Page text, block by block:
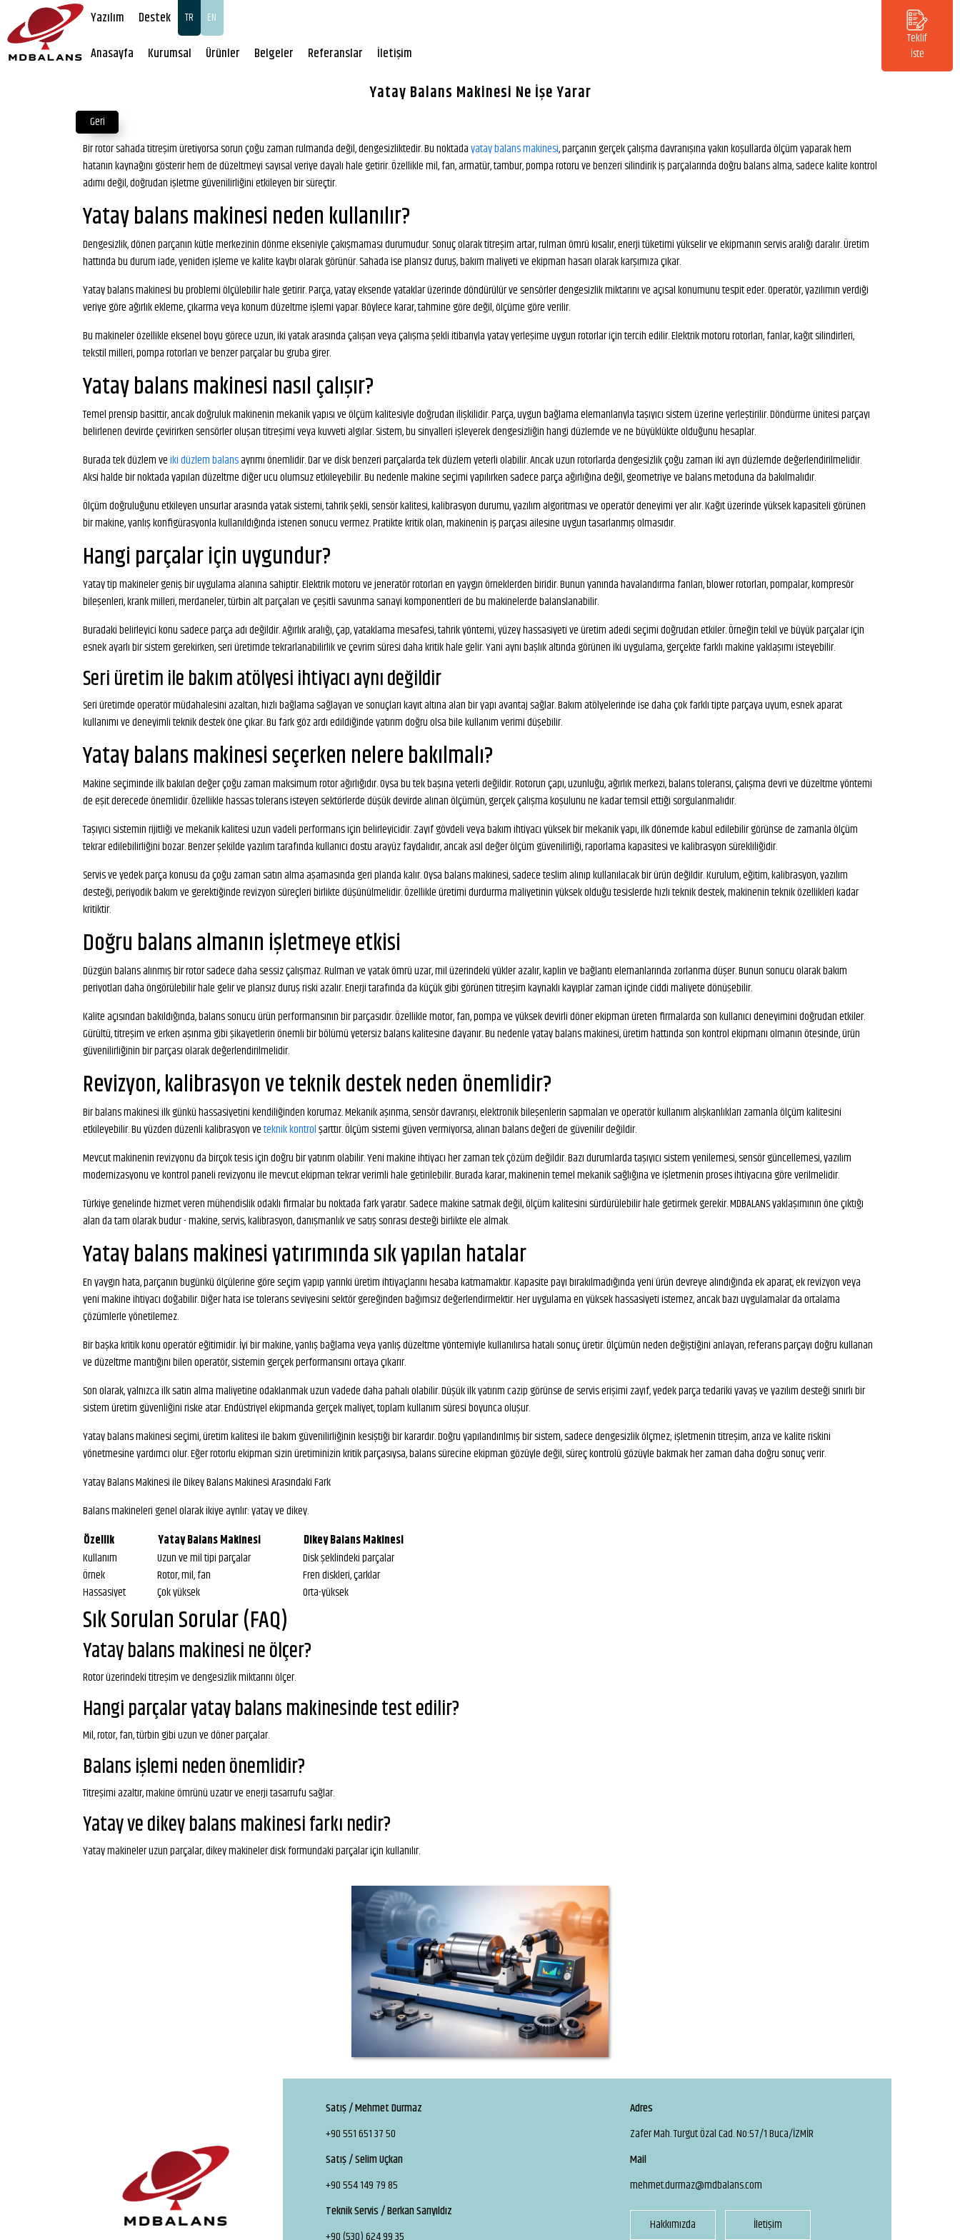
Yazılım Destek TR EN
Anasayfa Kurumsal Ürünler Belgeler Referanslar İletişim
Teklif
İste
Yatay Balans Makinesi Ne İşe Yarar
Geri
Bir rotor sahada titreşim üretiyorsa sorun çoğu zaman rulmanda değil, dengesizliktedir. Bu noktadayatay balans makinesi, parçanın gerçek çalışma davranışına yakın koşullarda ölçüm yaparak hem
hatanın kaynağını gösterir hem de düzeltmeyi sayısal veriye dayalı hale getirir. Özellikle mil, fan, armatür, tambur, pompa rotoru ve benzeri silindirik iş parçalarında doğru balans alma, sadece kalite kontrol
adımı değil, doğrudan işletme güvenilirliğini etkileyen bir süreçtir.
Yatay balans makinesi neden kullanılır?
Dengesizlik, dönen parçanın kütle merkezinin dönme ekseniyle çakışmaması durumudur. Sonuç olarak titreşim artar, rulman ömrü kısalır, enerji tüketimi yükselir ve ekipmanın servis aralığı daralır. Üretim
hattında bu durum iade, yeniden işleme ve kalite kaybı olarak görünür. Sahada ise plansız duruş, bakım maliyeti ve ekipman hasarı olarak karşımıza çıkar.
Yatay balans makinesi bu problemi ölçülebilir hale getirir. Parça, yatay eksende yataklar üzerinde döndürülür ve sensörler dengesizlik miktarını ve açısal konumunu tespit eder. Operatör, yazılımın verdiği
veriye göre ağırlık ekleme, çıkarma veya konum düzeltme işlemi yapar. Böylece karar, tahmine göre değil, ölçüme göre verilir.
Bu makineler özellikle eksenel boyu görece uzun, iki yatak arasında çalışan veya çalışma şekli itibarıyla yatay yerleşime uygun rotorlar için tercih edilir. Elektrik motoru rotorları, fanlar, kağıt silindirleri,
tekstil milleri, pompa rotorları ve benzer parçalar bu gruba girer.
Yatay balans makinesi nasıl çalışır?
Temel prensip basittir, ancak doğruluk makinenin mekanik yapısı ve ölçüm kalitesiyle doğrudan ilişkilidir. Parça, uygun bağlama elemanlarıyla taşıyıcı sistem üzerine yerleştirilir. Döndürme ünitesi parçayı
belirlenen devirde çevirirken sensörler oluşan titreşimi veya kuvveti algılar. Sistem, bu sinyalleri işleyerek dengesizliğin hangi düzlemde ve ne büyüklükte olduğunu hesaplar.
Burada tek düzlem veiki düzlem balansayrımı önemlidir. Dar ve disk benzeri parçalarda tek düzlem yeterli olabilir. Ancak uzun rotorlarda dengesizlik çoğu zaman iki ayrı düzlemde değerlendirilmelidir.
Aksi halde bir noktada yapılan düzeltme diğer ucu olumsuz etkileyebilir. Bu nedenle makine seçimi yapılırken sadece parça ağırlığına değil, geometriye ve balans metoduna da bakılmalıdır.
Ölçüm doğruluğunu etkileyen unsurlar arasında yatak sistemi, tahrik şekli, sensör kalitesi, kalibrasyon durumu, yazılım algoritması ve operatör deneyimi yer alır. Kağıt üzerinde yüksek kapasiteli görünen
bir makine, yanlış konfigürasyonla kullanıldığında istenen sonucu vermez. Pratikte kritik olan, makinenin iş parçası ailesine uygun tasarlanmış olmasıdır.
Hangi parçalar için uygundur?
Yatay tip makineler geniş bir uygulama alanına sahiptir. Elektrik motoru ve jeneratör rotorları en yaygın örneklerden biridir. Bunun yanında havalandırma fanları, blower rotorları, pompalar, kompresör
bileşenleri, krank milleri, merdaneler, türbin alt parçaları ve çeşitli savunma sanayi komponentleri de bu makinelerde balanslanabilir.
Buradaki belirleyici konu sadece parça adı değildir. Ağırlık aralığı, çap, yataklama mesafesi, tahrik yöntemi, yüzey hassasiyeti ve üretim adedi seçimi doğrudan etkiler. Örneğin tekil ve büyük parçalar için
esnek ayarlı bir sistem gerekirken, seri üretimde tekrarlanabilirlik ve çevrim süresi daha kritik hale gelir. Yani aynı başlık altında görünen iki uygulama, gerçekte farklı makine yaklaşımı isteyebilir.
Seri üretim ile bakım atölyesi ihtiyacı aynı değildir
Seri üretimde operatör müdahalesini azaltan, hızlı bağlama sağlayan ve sonuçları kayıt altına alan bir yapı avantaj sağlar. Bakım atölyelerinde ise daha çok farklı tipte parçaya uyum, esnek aparat
kullanımı ve deneyimli teknik destek öne çıkar. Bu fark göz ardı edildiğinde yatırım doğru olsa bile kullanım verimi düşebilir.
Yatay balans makinesi seçerken nelere bakılmalı?
Makine seçiminde ilk bakılan değer çoğu zaman maksimum rotor ağırlığıdır. Oysa bu tek başına yeterli değildir. Rotorun çapı, uzunluğu, ağırlık merkezi, balans toleransı, çalışma devri ve düzeltme yöntemi
de eşit derecede önemlidir. Özellikle hassas tolerans isteyen sektörlerde düşük devirde alınan ölçümün, gerçek çalışma koşulunu ne kadar temsil ettiği sorgulanmalıdır.
Taşıyıcı sistemin rijitliği ve mekanik kalitesi uzun vadeli performans için belirleyicidir. Zayıf gövdeli veya bakım ihtiyacı yüksek bir mekanik yapı, ilk dönemde kabul edilebilir görünse de zamanla ölçüm
tekrar edilebilirliğini bozar. Benzer şekilde yazılım tarafında kullanıcı dostu arayüz faydalıdır, ancak asıl değer ölçüm güvenilirliği, raporlama kapasitesi ve kalibrasyon sürekliliğidir.
Servis ve yedek parça konusu da çoğu zaman satın alma aşamasında geri planda kalır. Oysa balans makinesi, sadece teslim alınıp kullanılacak bir ürün değildir. Kurulum, eğitim, kalibrasyon, yazılım
desteği, periyodik bakım ve gerektiğinde revizyon süreçleri birlikte düşünülmelidir. Özellikle üretimi durdurma maliyetinin yüksek olduğu tesislerde hızlı teknik destek, makinenin teknik özellikleri kadar
kritiktir.
Doğru balans almanın işletmeye etkisi
Düzgün balans alınmış bir rotor sadece daha sessiz çalışmaz. Rulman ve yatak ömrü uzar, mil üzerindeki yükler azalır, kaplin ve bağlantı elemanlarında zorlanma düşer. Bunun sonucu olarak bakım
periyotları daha öngörülebilir hale gelir ve plansız duruş riski azalır. Enerji tarafında da küçük gibi görünen titreşim kaynaklı kayıplar zaman içinde ciddi maliyete dönüşebilir.
Kalite açısından bakıldığında, balans sonucu ürün performansının bir parçasıdır. Özellikle motor, fan, pompa ve yüksek devirli döner ekipman üreten firmalarda son kullanıcı deneyimini doğrudan etkiler.
Gürültü, titreşim ve erken aşınma gibi şikayetlerin önemli bir bölümü yetersiz balans kalitesine dayanır. Bu nedenle yatay balans makinesi, üretim hattında son kontrol ekipmanı olmanın ötesinde, ürün
güvenilirliğinin bir parçası olarak değerlendirilmelidir.
Revizyon, kalibrasyon ve teknik destek neden önemlidir?
Bir balans makinesi ilk günkü hassasiyetini kendiliğinden korumaz. Mekanik aşınma, sensör davranışı, elektronik bileşenlerin sapmaları ve operatör kullanım alışkanlıkları zamanla ölçüm kalitesini
etkileyebilir. Bu yüzden düzenli kalibrasyon veteknik kontrolşarttır. Ölçüm sistemi güven vermiyorsa, alınan balans değeri de güvenilir değildir.
Mevcut makinenin revizyonu da birçok tesis için doğru bir yatırım olabilir. Yeni makine ihtiyacı her zaman tek çözüm değildir. Bazı durumlarda taşıyıcı sistem yenilemesi, sensör güncellemesi, yazılım
modernizasyonu ve kontrol paneli revizyonu ile mevcut ekipman tekrar verimli hale getirilebilir. Burada karar, makinenin temel mekanik sağlığına ve işletmenin proses ihtiyacına göre verilmelidir.
Türkiye genelinde hizmet veren mühendislik odaklı firmalar bu noktada fark yaratır. Sadece makine satmak değil, ölçüm kalitesini sürdürülebilir hale getirmek gerekir. MDBALANS yaklaşımının öne çıktığı
alan da tam olarak budur - makine, servis, kalibrasyon, danışmanlık ve satış sonrası desteği birlikte ele almak.
Yatay balans makinesi yatırımında sık yapılan hatalar
En yaygın hata, parçanın bugünkü ölçülerine göre seçim yapıp yarınki üretim ihtiyaçlarını hesaba katmamaktır. Kapasite payı bırakılmadığında yeni ürün devreye alındığında ek aparat, ek revizyon veya
yeni makine ihtiyacı doğabilir. Diğer hata ise tolerans seviyesini sektör gereğinden bağımsız değerlendirmektir. Her uygulama en yüksek hassasiyeti istemez, ancak bazı uygulamalar da ortalama
çözümlerle yönetilemez.
Bir başka kritik konu operatör eğitimidir. İyi bir makine, yanlış bağlama veya yanlış düzeltme yöntemiyle kullanılırsa hatalı sonuç üretir. Ölçümün neden değiştiğini anlayan, referans parçayı doğru kullanan
ve düzeltme mantığını bilen operatör, sistemin gerçek performansını ortaya çıkarır.
Son olarak, yalnızca ilk satın alma maliyetine odaklanmak uzun vadede daha pahalı olabilir. Düşük ilk yatırım cazip görünse de servis erişimi zayıf, yedek parça tedariki yavaş ve yazılım desteği sınırlı bir
sistem üretim güvenliğini riske atar. Endüstriyel ekipmanda gerçek maliyet, toplam kullanım süresi boyunca oluşur.
Yatay balans makinesi seçimi, üretim kalitesi ile bakım güvenilirliğinin kesiştiği bir karardır. Doğru yapılandırılmış bir sistem, sadece dengesizlik ölçmez; işletmenin titreşim, arıza ve kalite riskini
yönetmesine yardımcı olur. Eğer rotorlu ekipman sizin üretiminizin kritik parçasıysa, balans sürecine ekipman gözüyle değil, süreç kontrolü gözüyle bakmak her zaman daha doğru sonuç verir.
Yatay Balans Makinesi ile Dikey Balans Makinesi Arasındaki Fark
Balans makineleri genel olarak ikiye ayrılır: yatay ve dikey.
Özellik
Yatay Balans Makinesi
Dikey Balans Makinesi
Kullanım
Uzun ve mil tipi parçalar
Disk şeklindeki parçalar
Örnek
Rotor, mil, fan
Fren diskleri, çarklar
Hassasiyet
Çok yüksek Orta-yüksek
Sık Sorulan Sorular (FAQ)
Yatay balans makinesi ne ölçer?
Rotor üzerindeki titreşim ve dengesizlik miktarını ölçer.
Hangi parçalar yatay balans makinesinde test edilir?
Mil, rotor, fan, türbin gibi uzun ve döner parçalar.
Balans işlemi neden önemlidir?
Titreşimi azaltır, makine ömrünü uzatır ve enerji tasarrufu sağlar.
Yatay ve dikey balans makinesi farkı nedir?
Yatay makineler uzun parçalar, dikey makineler disk formundaki parçalar için kullanılır.
Satış / Mehmet Durmaz
+90 551 651 37 50
Satış / Selim Uçkan
+90 554 149 79 85
Teknik Servis / Berkan Sarıyıldız
Adres
Zafer Mah. Turgut Özal Cad. No:57/1 Buca/İZMİR
Mail
mehmet.durmaz@mdbalans.com
Hakkımızda İletişim